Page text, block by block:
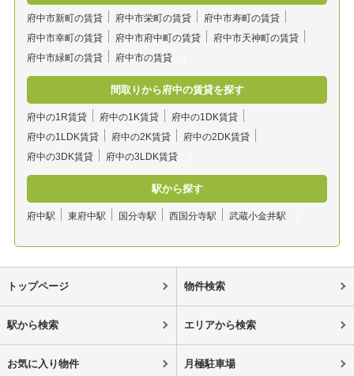
府中市新町の賃貸 府中市栄町の賃貸
府中市寿町の賃貸
府中市幸町の賃貸
府中市府中町の賃貸
府中市天神町の賃貸
府中市緑町の賃貸
府中市の賃貸
間取りから府中の賃貸を探す
府中の1R賃貸 府中の1K賃貸
府中の1DK賃貸
府中の1LDK賃貸
府中の2K賃貸
府中の2DK賃貸
府中の3DK賃貸
府中の3LDK賃貸
駅から探す
府中駅 東府中駅 国分寺駅 西国分寺駅 武蔵小金井駅
トップページ 物件検索
駅から検索 エリアから検索
お気に入り物件 月極駐車場